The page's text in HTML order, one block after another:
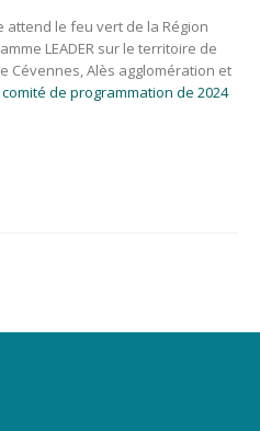
attend le feu vert de la Région
LEADER sur le territoire de
Cévennes, Alès agglomération et
comité de programmation de 2024